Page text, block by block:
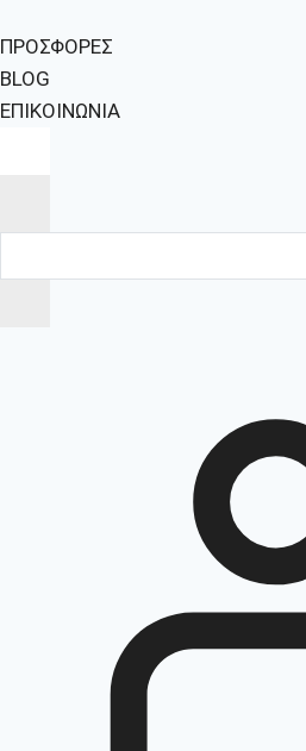
ΠΡΟΣΦΟΡΕΣ
BLOG
ΕΠΙΚΟΙΝΩΝΙΑ